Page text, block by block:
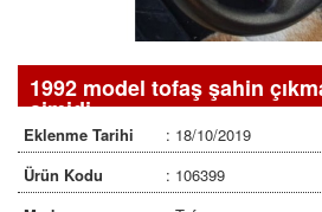
1992 model tofaş şahin
simidi.
Eklenme Tarihi
: 18/10/2019
Ürün Kodu
: 106399